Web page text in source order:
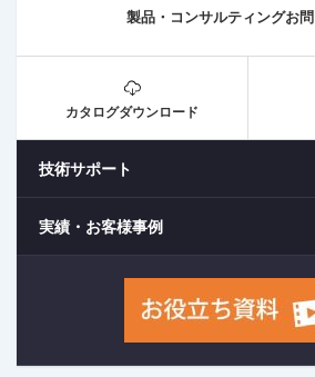
製品・コンサルティングお
カタログダウンロード
技術サポート
実績・お客様事例